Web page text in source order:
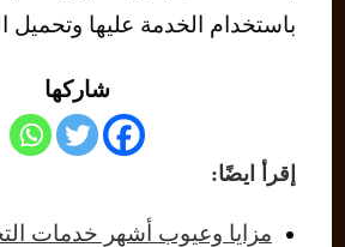
باستخدام الخدمة عليها وتحميل
شاركها
إقرأ ايضًا:
مزايا وعيوب أشهر خدمات